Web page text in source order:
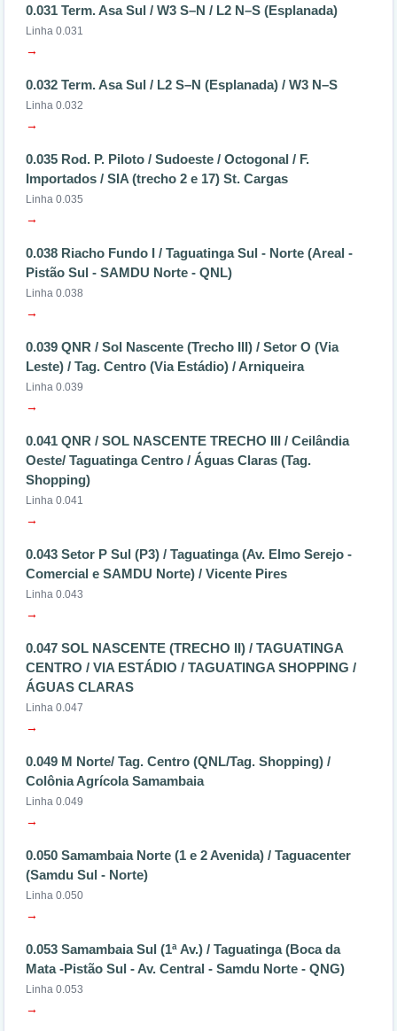
0.031 Term. Asa Sul / W3 S–N / L2 N–S (Esplanada)
Linha 0.031
→
0.032 Term. Asa Sul / L2 S–N (Esplanada) / W3 N–S
Linha 0.032
→
0.035 Rod. P. Piloto / Sudoeste / Octogonal / F.
Importados / SIA (trecho 2 e 17) St. Cargas
Linha 0.035
→
0.038 Riacho Fundo I / Taguatinga Sul - Norte (Areal -
Pistão Sul - SAMDU Norte - QNL)
Linha 0.038
→
0.039 QNR / Sol Nascente (Trecho III) / Setor O (Via
Leste) / Tag. Centro (Via Estádio) / Arniqueira
Linha 0.039
→
0.041 QNR / SOL NASCENTE TRECHO III / Ceilândia
Oeste/ Taguatinga Centro / Águas Claras (Tag.
Shopping)
Linha 0.041
→
0.043 Setor P Sul (P3) / Taguatinga (Av. Elmo Serejo -
Comercial e SAMDU Norte) / Vicente Pires
Linha 0.043
→
0.047 SOL NASCENTE (TRECHO II) / TAGUATINGA
CENTRO / VIA ESTÁDIO / TAGUATINGA SHOPPING /
ÁGUAS CLARAS
Linha 0.047
→
0.049 M Norte/ Tag. Centro (QNL/Tag. Shopping) /
Colônia Agrícola Samambaia
Linha 0.049
→
0.050 Samambaia Norte (1 e 2 Avenida) / Taguacenter
(Samdu Sul - Norte)
Linha 0.050
→
0.053 Samambaia Sul (1ª Av.) / Taguatinga (Boca da
Mata -Pistão Sul - Av. Central - Samdu Norte - QNG)
Linha 0.053
→